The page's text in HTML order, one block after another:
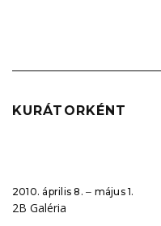
KURÁTORKÉNT
2010. április 8. ‒ május 1.
2B Galéria